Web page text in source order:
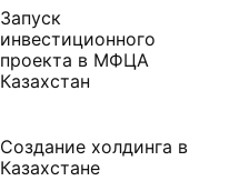
Запуск
инвестиционного
проекта в МФЦА
Казахстан
Создание холдинга в
Казахстане